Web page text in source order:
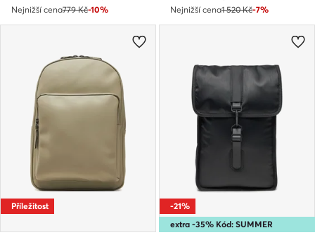
Nejnižší cena779 Kč-10%
Nejnižší cena1 520 Kč-7%
Příležitost
extra -35% Kód: SUMMER
-21%